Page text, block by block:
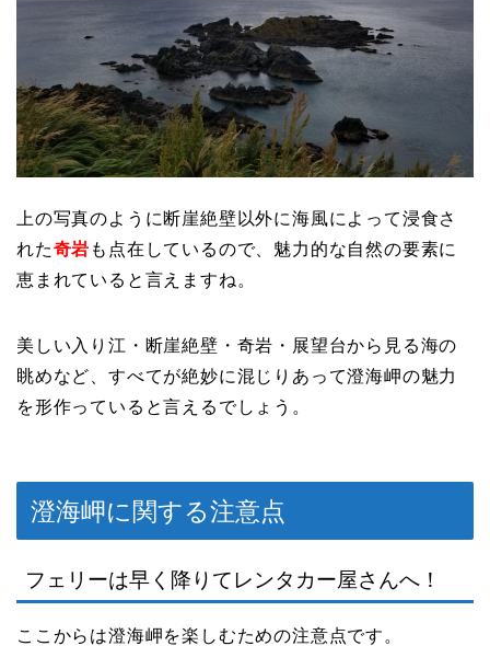
上の写真のように断崖絶壁以外に海風によって浸食さ
れた奇岩 も点在しているので、魅力的な自然の要素に
恵まれていると言えますね。
美しい入り江・断崖絶壁・奇岩・展望台から見る海の
眺めなど、すべてが絶妙に混じりあって澄海岬の魅力
を形作っていると言えるでしょう。
澄海岬に関する注意点
フェリーは早く降りてレンタカー屋さんへ！
ここからは澄海岬を楽しむための注意点です。